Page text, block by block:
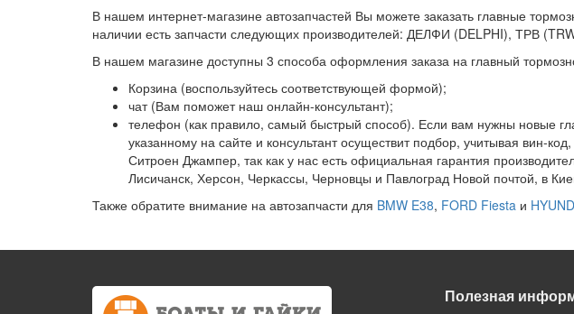
В нашем интернет-магазине автозапчастей Вы можете заказать главные
наличии есть запчасти следующих производителей: ДЕЛФИ (DELPHI), ТРВ
В нашем магазине доступны 3 способа оформления заказа на главный
Корзина (воспользуйтесь соответствующей формой);
чат (Вам поможет наш онлайн-консультант);
телефон (как правило, самый быстрый способ). Если вам нужны новые
указанному на сайте и консультант осуществит подбор, учитывая вин-
Ситроен Джампер, так как у нас есть официальная гарантия
Лисичанск, Херсон, Черкассы, Черновцы и Павлоград Новой почтой, в
Также обратите внимание на автозапчасти для BMW E38, FORD Fiesta и
Полезная